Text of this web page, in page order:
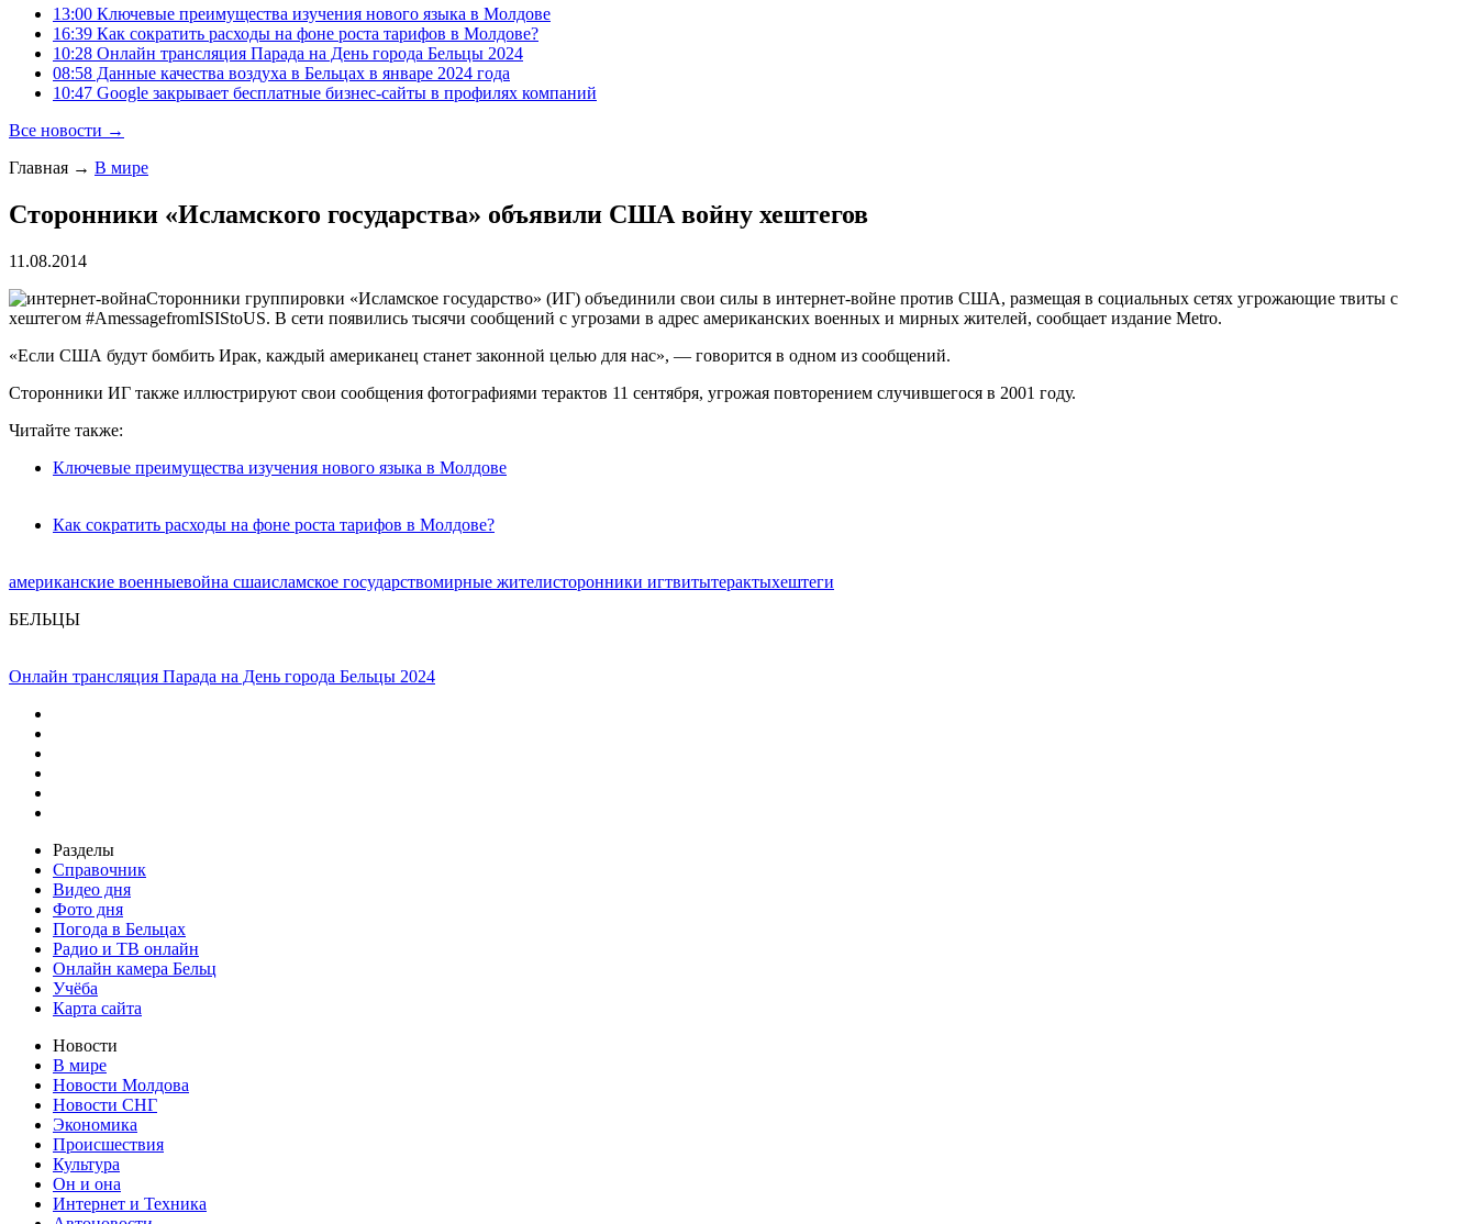
13:00 Ключевые преимущества изучения нового языка в Молдове
16:39 Как сократить расходы на фоне роста тарифов в Молдове?
10:28 Онлайн трансляция Парада на День города Бельцы 2024
08:58 Данные качества воздуха в Бельцах в январе 2024 года
10:47 Google закрывает бесплатные бизнес-сайты в профилях компаний
Все новости →
Главная → В мире
Сторонники «Исламского государства» объявили США войну хештегов
11.08.2014
Сторонники группировки «Исламское государство» (ИГ) объединили свои силы в интернет-войне против США, размещая в социальных сетях угрожающие твиты с
хештегом #AmessagefromISIStoUS. В сети появились тысячи сообщений с угрозами в адрес американских военных и мирных жителей, сообщает издание Metro.
«Если США будут бомбить Ирак, каждый американец станет законной целью для нас», — говорится в одном из сообщений.
Сторонники ИГ также иллюстрируют свои сообщения фотографиями терактов 11 сентября, угрожая повторением случившегося в 2001 году.
Читайте также:
Ключевые преимущества изучения нового языка в Молдове
Как сократить расходы на фоне роста тарифов в Молдове?
американские военныевойна сшаисламское государствомирные жителисторонники игтвитытерактыхештеги
БЕЛЬЦЫ
Онлайн трансляция Парада на День города Бельцы 2024
Разделы
Справочник
Видео дня
Фото дня
Погода в Бельцах
Радио и ТВ онлайн
Онлайн камера Бельц
Учёба
Карта сайта
Новости
В мире
Новости Молдова
Новости СНГ
Экономика
Происшествия
Культура
Он и она
Интернет и Техника